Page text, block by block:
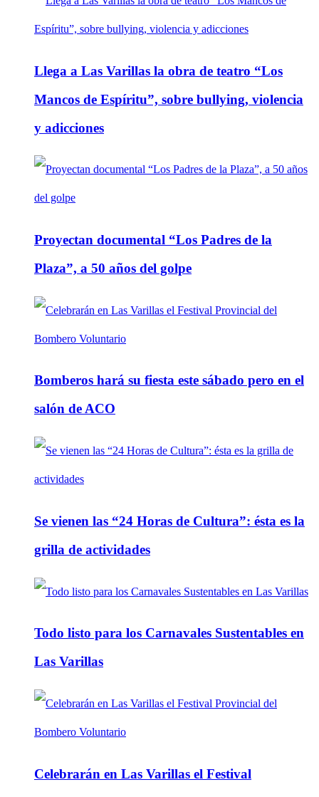
Llega a Las Varillas la obra de teatro “Los
Mancos de Espíritu”, sobre bullying, violencia
y adicciones
Proyectan documental “Los Padres de la
Plaza”, a 50 años del golpe
Bomberos hará su fiesta este sábado pero en el
salón de ACO
Se vienen las “24 Horas de Cultura”: ésta es la
grilla de actividades
Todo listo para los Carnavales Sustentables en
Las Varillas
Celebrarán en Las Varillas el Festival